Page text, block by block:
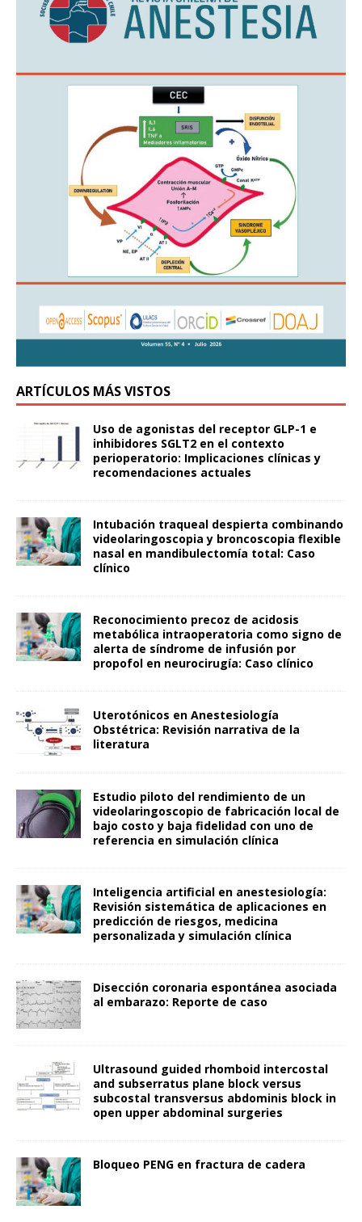
ARTÍCULOS MÁS VISTOS
Uso de agonistas del receptor GLP-1 e
inhibidores SGLT2 en el contexto
perioperatorio: Implicaciones clínicas y
recomendaciones actuales
Intubación traqueal despierta combinando
videolaringoscopia y broncoscopia flexible
nasal en mandibulectomía total: Caso
clínico
Reconocimiento precoz de acidosis
metabólica intraoperatoria como signo de
alerta de síndrome de infusión por
propofol en neurocirugía: Caso clínico
Uterotónicos en Anestesiología
Obstétrica: Revisión narrativa de la
literatura
Estudio piloto del rendimiento de un
videolaringoscopio de fabricación local de
bajo costo y baja fidelidad con uno de
referencia en simulación clínica
Inteligencia artificial en anestesiología:
Revisión sistemática de aplicaciones en
predicción de riesgos, medicina
personalizada y simulación clínica
Disección coronaria espontánea asociada
al embarazo: Reporte de caso
Ultrasound guided rhomboid intercostal
and subserratus plane block versus
subcostal transversus abdominis block in
open upper abdominal surgeries
Bloqueo PENG en fractura de cadera